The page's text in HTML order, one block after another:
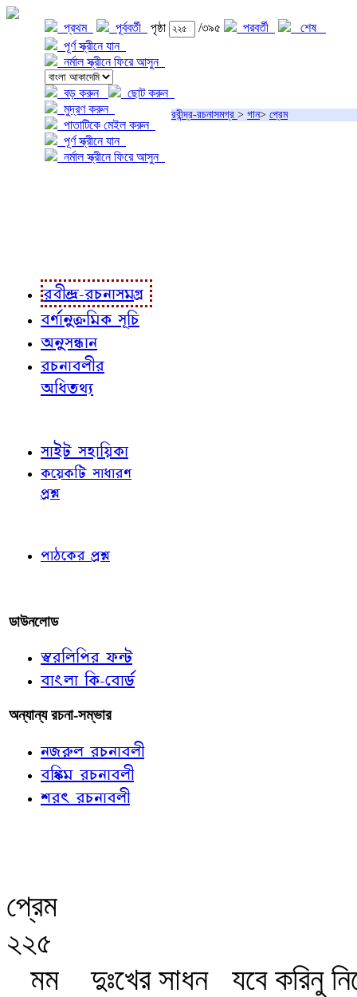
প্রথম পূর্ববর্তী পৃষ্ঠা /৩৯৫ পরবর্তী
শেষ
পূর্ণ স্ক্রীনে যান
নর্মাল স্ক্রীনে ফিরে আসুন
বড় করুন
ছোট করুন
মুদ্রণ করুন
পাতাটিকে মেইল করুন
পূর্ণ স্ক্রীনে যান
নর্মাল স্ক্রীনে ফিরে আসুন
রবীন্দ্র-রচনাসমগ্র > গান> প্রেম
রবীন্দ্র-রচনাসমগ্র
বর্ণানুক্রমিক সূচি
অনুসন্ধান
রচনাবলীর
অধিতথ্য
সাইট সহায়িকা
কয়েকটি সাধারণ
প্রশ্ন
পাঠকের প্রশ্ন
ডাউনলোড
স্বরলিপির ফন্ট
বাংলা কি-বোর্ড
অন্যান্য রচনা-সম্ভার
নজরুল রচনাবলী
বঙ্কিম রচনাবলী
শরৎ রচনাবলী
প্রেম
২২৫
মম
দুঃখের সাধন
যবে করিনু